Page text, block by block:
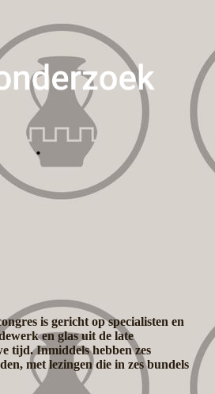
.
is gericht op specialisten en
en glas uit de late
tijd. Inmiddels hebben zes
met lezingen die in zes bundels